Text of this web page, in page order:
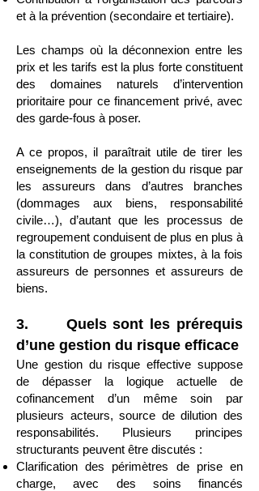
et à la prévention (secondaire et tertiaire).
Les champs où la déconnexion entre les
prix et les tarifs est la plus forte constituent
des domaines naturels d’intervention
prioritaire pour ce financement privé, avec
des garde-fous à poser.
A ce propos, il paraîtrait utile de tirer les
enseignements de la gestion du risque par
les assureurs dans d’autres branches
(dommages aux biens, responsabilité
civile…), d’autant que les processus de
regroupement conduisent de plus en plus à
la constitution de groupes mixtes, à la fois
assureurs de personnes et assureurs de
biens.
3. Quels sont les prérequis
d’une gestion du risque efficace
Une gestion du risque effective suppose
de dépasser la logique actuelle de
cofinancement d’un même soin par
plusieurs acteurs, source de dilution des
responsabilités. Plusieurs principes
structurants peuvent être discutés :
Clarification des périmètres de prise en
charge, avec des soins financés